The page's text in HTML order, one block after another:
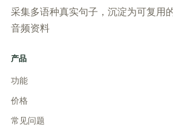
采集多语种真实句子，沉淀为可复用
音频资料
产品
功能
价格
常见问题